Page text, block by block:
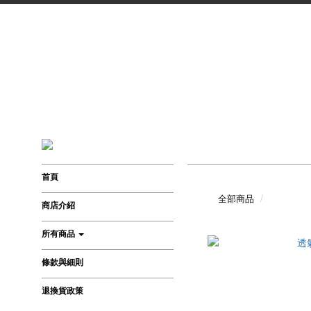
首頁
商店介紹
所有商品
條款與細則
退換貨政策
全部商品